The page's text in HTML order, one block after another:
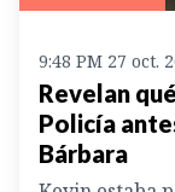
9:48 PM 27 oct.
Revelan
Policía
Bárbara